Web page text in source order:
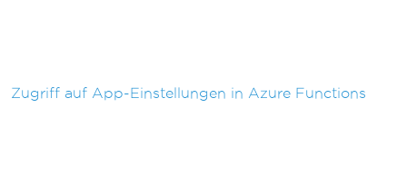
Zugriff auf App-Einstellungen in Azure Functions